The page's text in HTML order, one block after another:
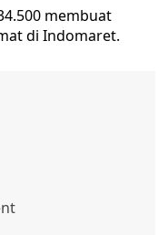
membuat
di Indomaret.